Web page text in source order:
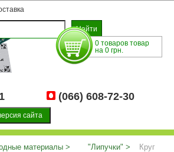
0 товаров товар
на 0 грн.
(066) 608-72-30
сайта
материалы "Липучки"
Круг